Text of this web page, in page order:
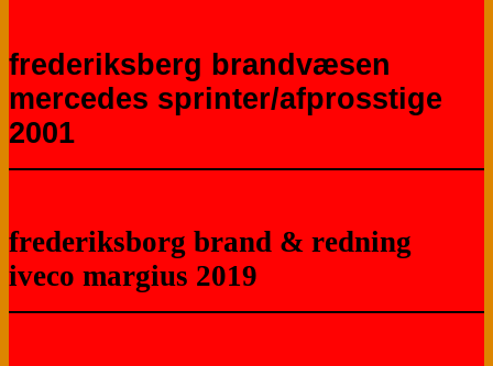
frederiksberg brandvæsen
mercedes sprinter/afprosstige
2001
frederiksborg brand & redning
iveco margius 2019